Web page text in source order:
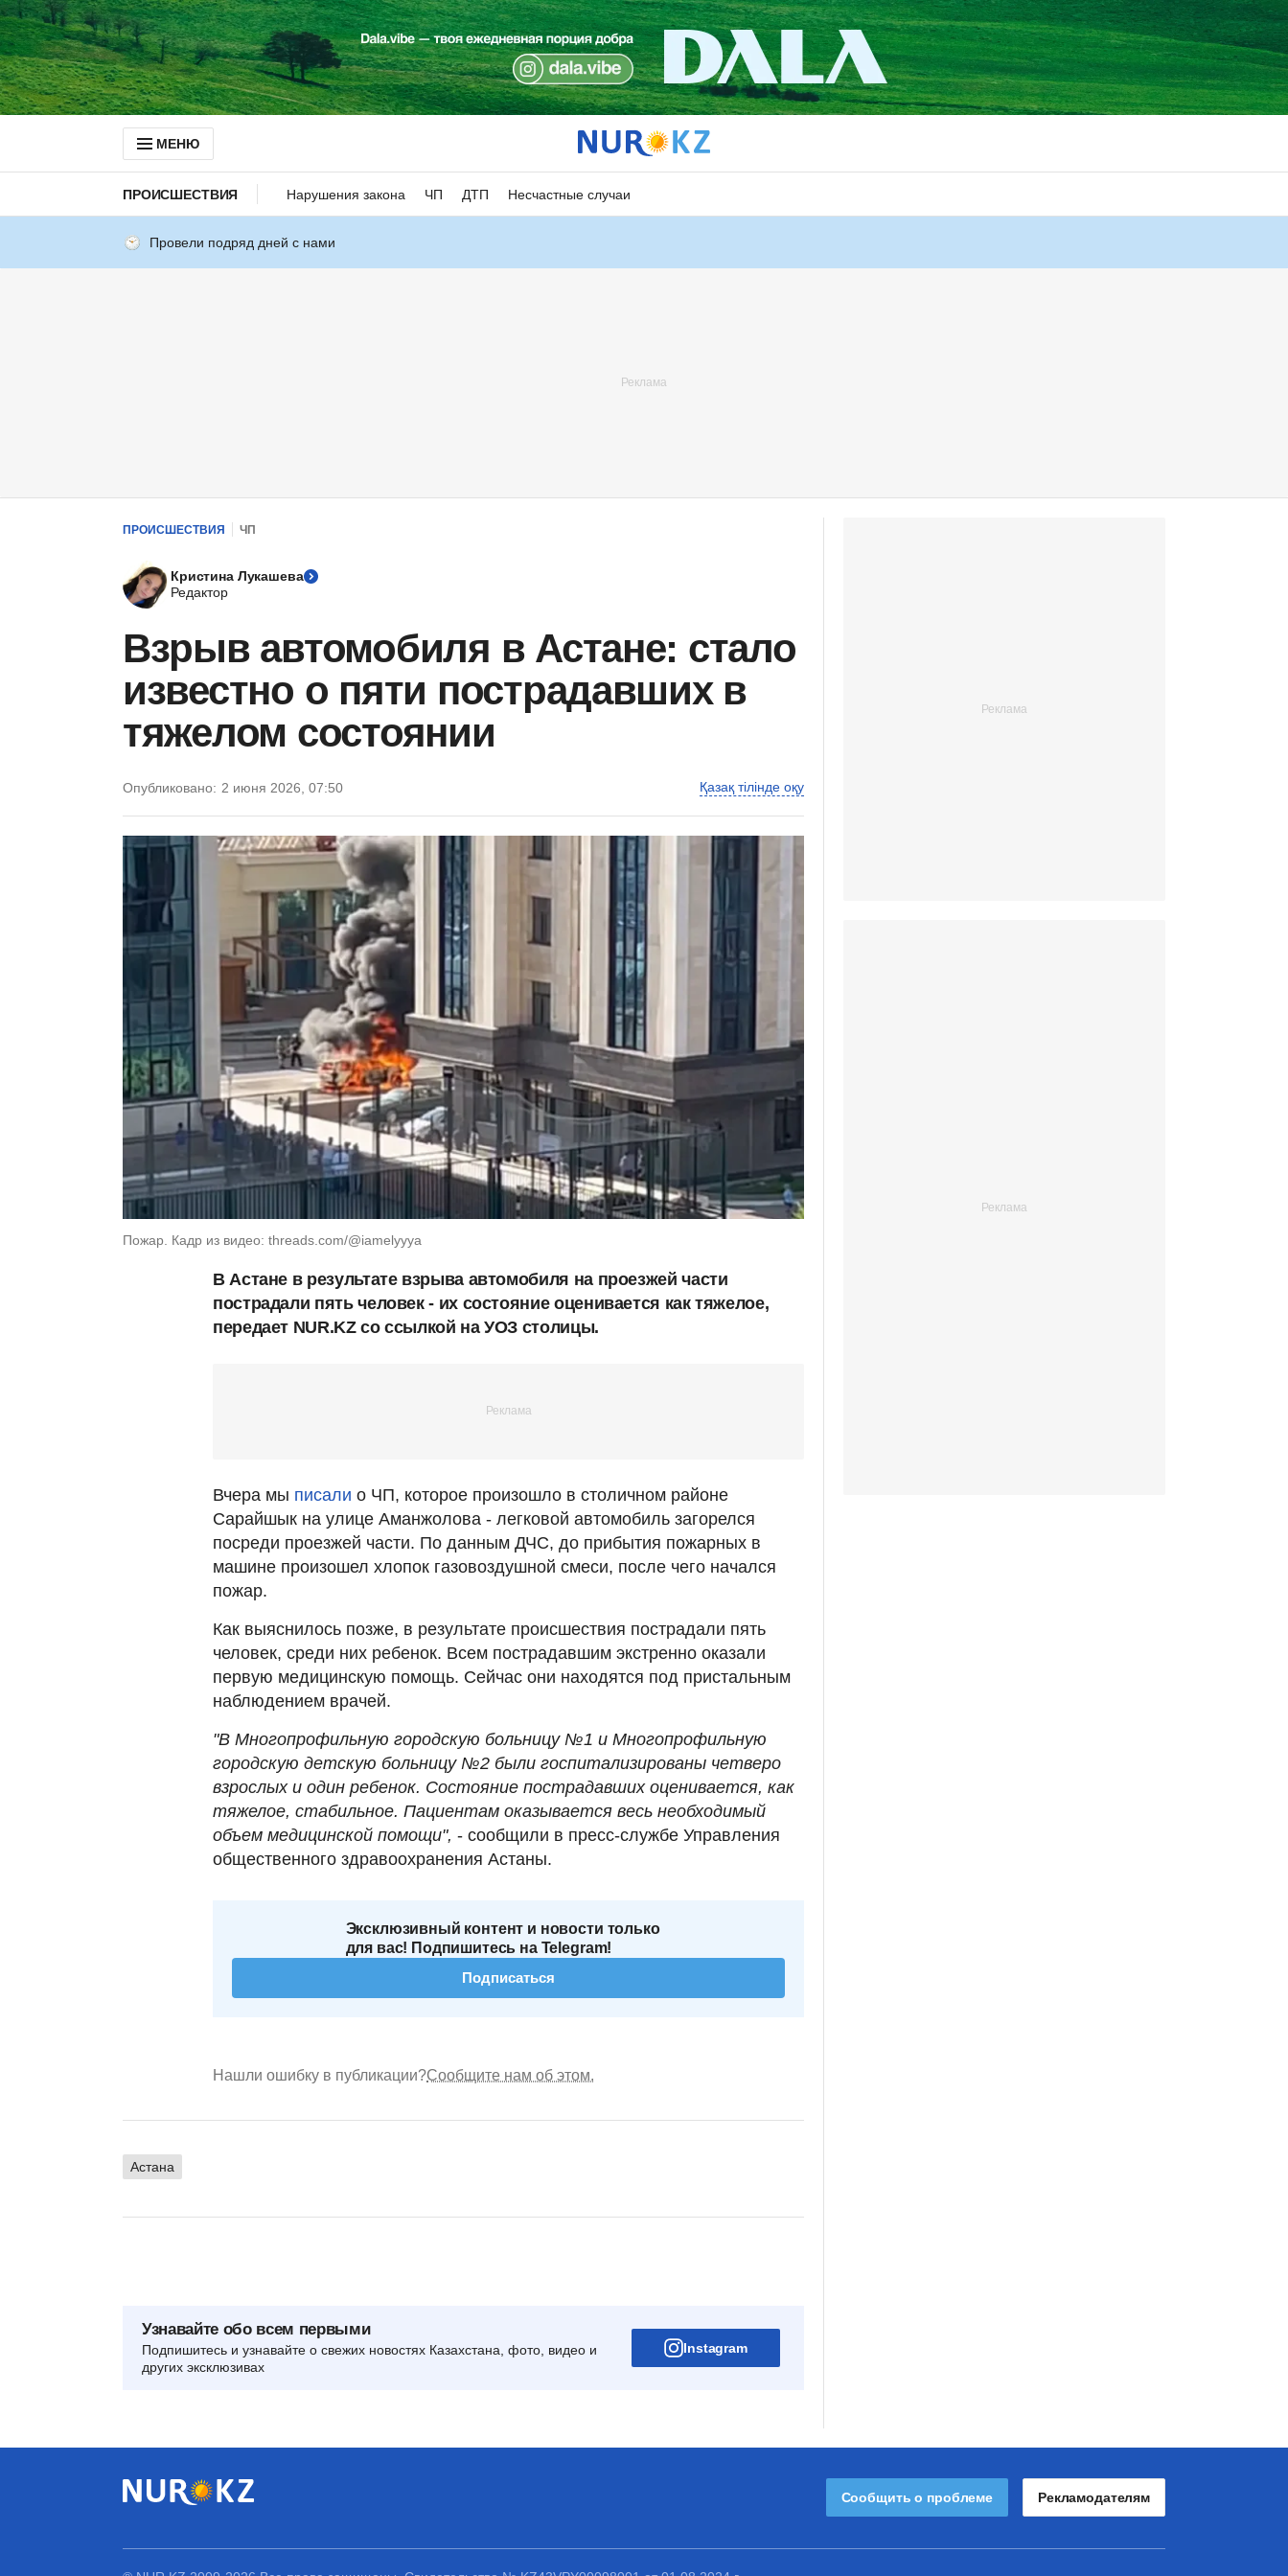
МЕНЮ
ПРОИСШЕСТВИЯ Нарушения закона ЧП ДТП Несчастные случаи
Провели подряд дней с нами
ПРОИСШЕСТВИЯ ЧП
Кристина Лукашева
Редактор
Взрыв автомобиля в Астане: стало
известно о пяти пострадавших в
тяжелом состоянии
Опубликовано: 2 июня 2026, 07:50 Қазақ тілінде оқу
Пожар. Кадр из видео: threads.com/@iamelyyya
В Астане в результате взрыва автомобиля на проезжей части
пострадали пять человек - их состояние оценивается как тяжелое,
передает NUR.KZ со ссылкой на УОЗ столицы.
Вчера мы писали о ЧП, которое произошло в столичном районе
Сарайшык на улице Аманжолова - легковой автомобиль загорелся
посреди проезжей части. По данным ДЧС, до прибытия пожарных в
машине произошел хлопок газовоздушной смеси, после чего начался
пожар.
Как выяснилось позже, в результате происшествия пострадали пять
человек, среди них ребенок. Всем пострадавшим экстренно оказали
первую медицинскую помощь. Сейчас они находятся под пристальным
наблюдением врачей.
"В Многопрофильную городскую больницу №1 и Многопрофильную
городскую детскую больницу №2 были госпитализированы четверо
взрослых и один ребенок. Состояние пострадавших оценивается, как
тяжелое, стабильное. Пациентам оказывается весь необходимый
объем медицинской помощи", - сообщили в пресс-службе Управления
общественного здравоохранения Астаны.
Эксклюзивный контент и новости только
для вас! Подпишитесь на Telegram!
Подписаться
Нашли ошибку в публикации?Сообщите нам об этом.
Астана
Узнавайте обо всем первыми
Подпишитесь и узнавайте о свежих новостях Казахстана, фото, видео и
других эксклюзивах
Instagram
Сообщить о проблеме Рекламодателям